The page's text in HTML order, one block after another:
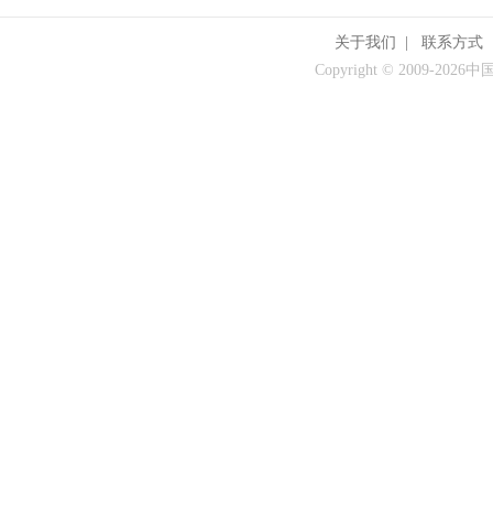
关于我们 |联系方式
Copyright © 2009-2026中